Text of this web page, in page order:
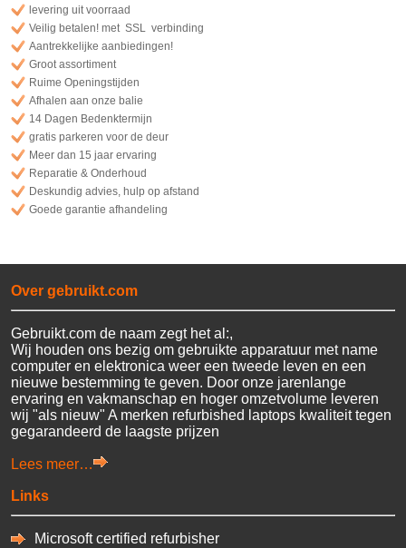
levering uit voorraad
Veilig betalen! met SSL verbinding
Aantrekkelijke aanbiedingen!
Groot assortiment
Ruime Openingstijden
Afhalen aan onze balie
14 Dagen Bedenktermijn
gratis parkeren voor de deur
Meer dan 15 jaar ervaring
Reparatie & Onderhoud
Deskundig advies, hulp op afstand
Goede garantie afhandeling
Over gebruikt.com
Gebruikt.com de naam zegt het al:,
Wij houden ons bezig om gebruikte apparatuur met name
computer en elektronica weer een tweede leven en een
nieuwe bestemming te geven. Door onze jarenlange
ervaring en vakmanschap en hoger omzetvolume leveren
wij "als nieuw" A merken refurbished laptops kwaliteit tegen
gegarandeerd de laagste prijzen
Lees meer…
Links
Microsoft certified refurbisher